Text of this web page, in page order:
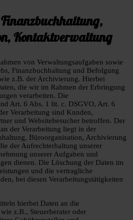
Kontaktverwaltung
von Verwaltungsaufgaben sowie
Finanzbuchhaltung und Befolgung
z.B. der Archivierung. Hierbei
die wir im Rahmen der Erbringung
verarbeiten. Die
Art. 6 Abs. 1 lit. c. DSGVO, Art. 6
Verarbeitung sind Kunden,
und Websitebesucher betroffen. Der
der Verarbeitung liegt in der
Büroorganisation, Archivierung
der Aufrechterhaltung unserer
unserer Aufgaben und
dienen. Die Löschung der Daten im
und die vertragliche
bei diesen Verarbeitungstätigkeiten
hierbei Daten an die
z.B., Steuerberater oder